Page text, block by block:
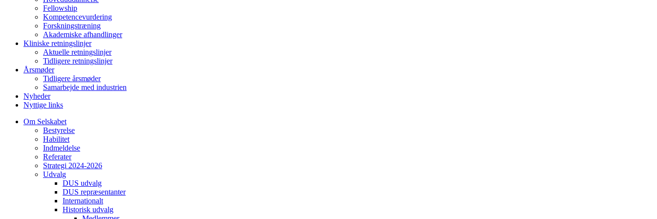
Fellowship
Kompetencevurdering
Forskningstræning
Akademiske afhandlinger
Kliniske retningslinjer
Aktuelle retningslinjer
Tidligere retningslinjer
Årsmøder
Tidligere årsmøder
Samarbejde med industrien
Nyheder
Nyttige links
Om Selskabet
Bestyrelse
Habilitet
Indmeldelse
Referater
Strategi 2024-2026
Udvalg
DUS udvalg
DUS repræsentanter
Internationalt
Historisk udvalg